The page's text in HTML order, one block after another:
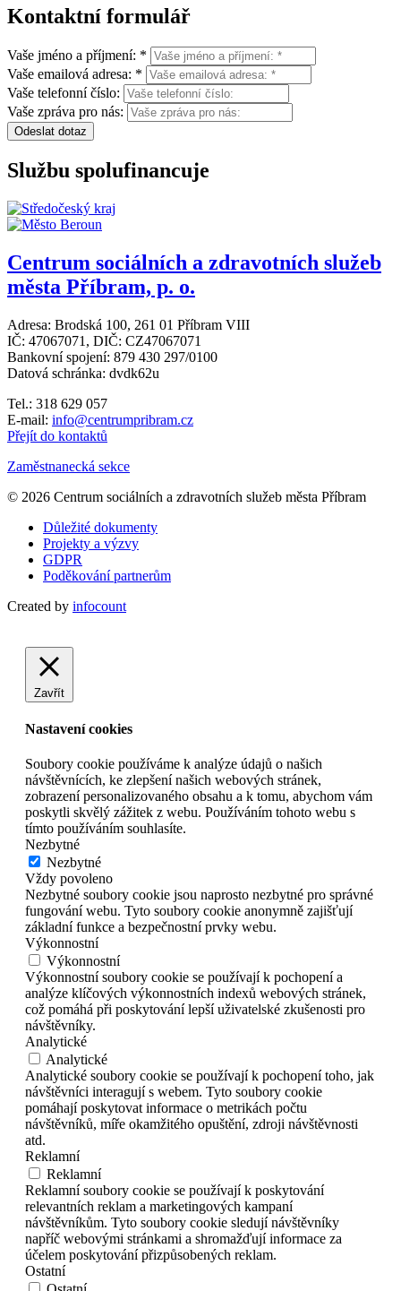
Kontaktní formulář
Vaše jméno a příjmení: *
Vaše emailová adresa: *
Vaše telefonní číslo:
Vaše zpráva pro nás:
Odeslat dotaz
Službu spolufinancuje
Centrum sociálních a zdravotních služeb
města Příbram, p. o.
Adresa: Brodská 100, 261 01 Příbram VIII
IČ: 47067071, DIČ: CZ47067071
Bankovní spojení: 879 430 297/0100
Datová schránka: dvdk62u
Tel.: 318 629 057
E-mail: info@centrumpribram.cz
Přejít do kontaktů
Zaměstnanecká sekce
© 2026 Centrum sociálních a zdravotních služeb města Příbram
Důležité dokumenty
Projekty a výzvy
GDPR
Poděkování partnerům
Created by infocount
Zavřít
Nastavení cookies
Soubory cookie používáme k analýze údajů o našich
návštěvnících, ke zlepšení našich webových stránek,
zobrazení personalizovaného obsahu a k tomu, abychom vám
poskytli skvělý zážitek z webu. Používáním tohoto webu s
tímto používáním souhlasíte.
Nezbytné
Nezbytné
Vždy povoleno
Nezbytné soubory cookie jsou naprosto nezbytné pro správné
fungování webu. Tyto soubory cookie anonymně zajišťují
základní funkce a bezpečnostní prvky webu.
Výkonnostní
Výkonnostní
Výkonnostní soubory cookie se používají k pochopení a
analýze klíčových výkonnostních indexů webových stránek,
což pomáhá při poskytování lepší uživatelské zkušenosti pro
návštěvníky.
Analytické
Analytické
Analytické soubory cookie se používají k pochopení toho, jak
návštěvníci interagují s webem. Tyto soubory cookie
pomáhají poskytovat informace o metrikách počtu
návštěvníků, míře okamžitého opuštění, zdroji návštěvnosti
atd.
Reklamní
Reklamní
Reklamní soubory cookie se používají k poskytování
relevantních reklam a marketingových kampaní
návštěvníkům. Tyto soubory cookie sledují návštěvníky
napříč webovými stránkami a shromažďují informace za
účelem poskytování přizpůsobených reklam.
Ostatní